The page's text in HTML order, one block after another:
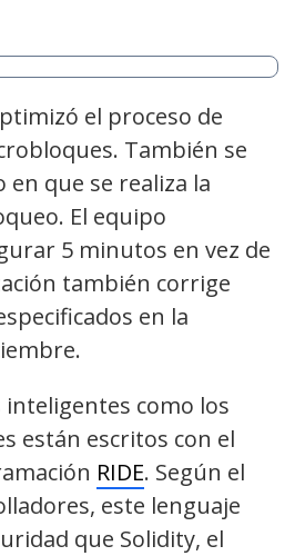
el proceso de
También se
que se realiza la
El equipo
5 minutos en vez de
también corrige
en la
como los
están escritos con el
RIDE. Según el
este lenguaje
que Solidity, el